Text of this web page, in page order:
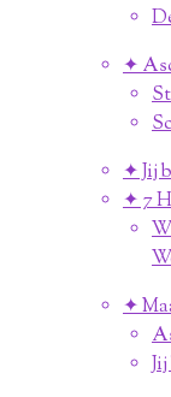
✦
✦ Jij
✦ 7
✦